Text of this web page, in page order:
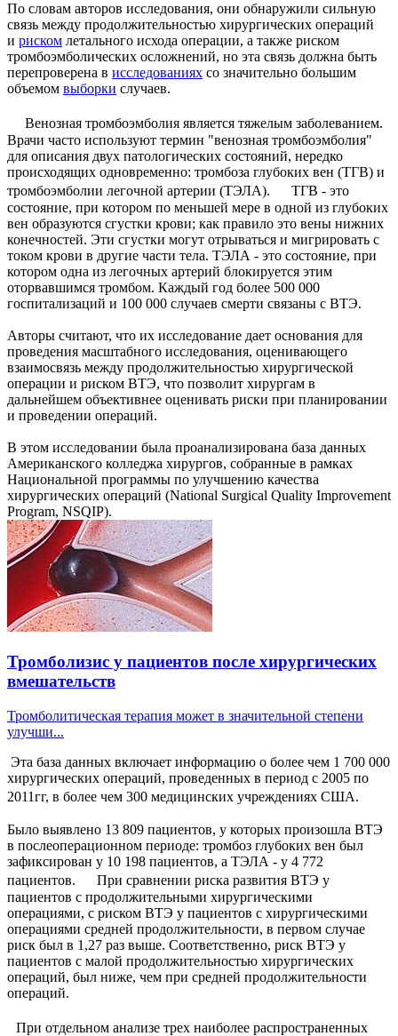
По словам авторов исследования, они обнаружили сильную
связь между продолжительностью хирургических операций
и риском летального исхода операции, а также риском
тромбоэмболических осложнений, но эта связь должна быть
перепроверена в исследованиях со значительно большим
объемом выборки случаев.
Венозная тромбоэмболия является тяжелым заболеванием.
Врачи часто используют термин "венозная тромбоэмболия"
для описания двух патологических состояний, нередко
происходящих одновременно: тромбоза глубоких вен (ТГВ) и
тромбоэмболии легочной артерии (ТЭЛА). ТГВ - это
состояние, при котором по меньшей мере в одной из глубоких
вен образуются сгустки крови; как правило это вены нижних
конечностей. Эти сгустки могут отрываться и мигрировать с
током крови в другие части тела. ТЭЛА - это состояние, при
котором одна из легочных артерий блокируется этим
оторвавшимся тромбом. Каждый год более 500 000
госпитализаций и 100 000 случаев смерти связаны с ВТЭ.
Авторы считают, что их исследование дает основания для
проведения масштабного исследования, оценивающего
взаимосвязь между продолжительностью хирургической
операции и риском ВТЭ, что позволит хирургам в
дальнейшем объективнее оценивать риски при планировании
и проведении операций.
В этом исследовании была проанализирована база данных
Американского колледжа хирургов, собранные в рамках
Национальной программы по улучшению качества
хирургических операций (National Surgical Quality Improvement
Program, NSQIP).
Тромболизис у пациентов после хирургических
вмешательств
Тромболитическая терапия может в значительной степени
улучши...
Эта база данных включает информацию о более чем 1 700 000
хирургических операций, проведенных в период с 2005 по
2011гг, в более чем 300 медицинских учреждениях США.
Было выявлено 13 809 пациентов, у которых произошла ВТЭ
в послеоперационном периоде: тромбоз глубоких вен был
зафиксирован у 10 198 пациентов, а ТЭЛА - у 4 772
пациентов. При сравнении риска развития ВТЭ у
пациентов с продолжительными хирургическими
операциями, с риском ВТЭ у пациентов с хирургическими
операциями средней продолжительности, в первом случае
риск был в 1,27 раз выше. Соответственно, риск ВТЭ у
пациентов с малой продолжительностью хирургических
операций, был ниже, чем при средней продолжительности
операций.
При отдельном анализе трех наиболее распространенных